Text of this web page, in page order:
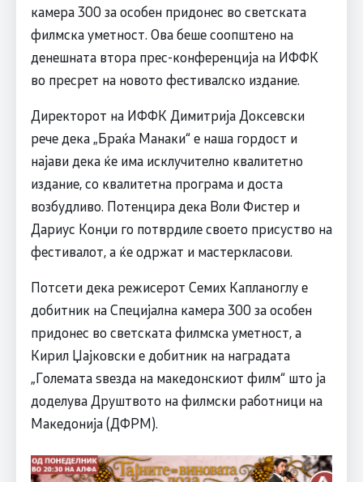
камера 300 за особен придонес во светската
филмска уметност. Ова беше соопштено на
денешната втора прес-конференција на ИФФК
во пресрет на новото фестивалско издание.
Директорот на ИФФК Димитрија Доксевски
рече дека „Браќа Манаки“ е наша гордост и
најави дека ќе има исклучително квалитетно
издание, со квалитетна програма и доста
возбудливо. Потенцира дека Воли Фистер и
Дариус Конџи го потврдиле своето присуство на
фестивалот, а ќе одржат и мастеркласови.
Потсети дека режисерот Семих Капланоглу е
добитник на Специјална камера 300 за особен
придонес во светската филмска уметност, а
Кирил Џајковски e добитник на наградата
„Големата ѕвезда на македонскиот филм“ што ја
доделува Друштвото на филмски работници на
Македонија (ДФРМ).